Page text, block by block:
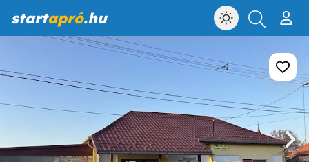
startapró.hu